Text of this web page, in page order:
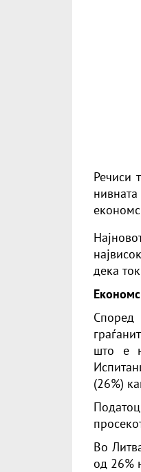
Речиси
дека
Според
што е
(26%)
Во
од 26%